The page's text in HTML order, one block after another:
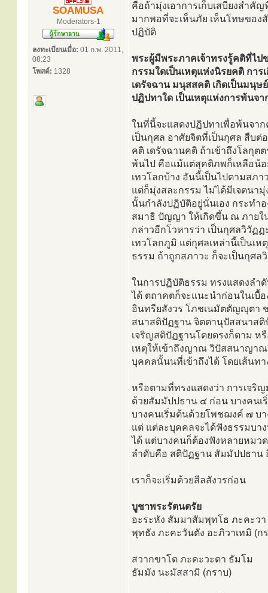
SOAMUSA
Moderators-1
ลงทะเบียนเมื่อ: 01 ก.พ. 2011,
08:23
โพสต์: 1328
คือถ้ามุ่งเอาการเก็บเสบียงสำคั
มากพอที่จะเห็นภัย เห็นโทษของ
ปฏิบัติ
พระผู้มีพระภาคเจ้าทรงรู้คติที่ไ
กรรมใดเป็นเหตุแห่งนิรยคติ การ
เดรัจฉาน มนุสสคติ เกิดเป็นมนุ
ปฏิปทาใด เป็นเหตุแห่งการพ้นจ
ในที่นี้จะแสดงปฏิปทาเพื่อพ้นจา
เป็นกุศล อาศัยจิตที่เป็นกุศล สืบต่
คติ เดรัจฉานคติ ถ้าเข้าถึงโลกุ
พ้นไป คือแม้แต่สุคติภพก็เหลือน้อ
เทวโลกบ้าง อันนี้เป็นไปตามสภ
แต่ก็มุ่งสละกรรม ไม่ได้มีเจตน
นั้นกำลังปฏิบัติอยู่นั่นเอง กระทำ
สมาธิ ปัญญา ให้เกิดขึ้น ณ ภายใ
กล่าวอีกโวหารว่า เป็นกุศลวิวัฏ
เทวโลกภูมิ แต่กุศลเหล่านี้เป็นเ
ธรรม ถ้าถูกสภาวะ ก็จะเป็นกุศล
ในการปฏิบัติธรรม ทรงแสดงลำ
ได้ ตถาคตก็จะแนะนำก่อนในเบื้
อินทรียสังวร โภชเนมัตตัญญุตา
สนาสติปัฏฐาน จิตตานุปัสสนาส
เจริญสติปัฏฐานโดยตรงก็ตาม ห
เหตุให้เข้าถึงญาณ วิปัสสนาญา
บุคคลนั้นนที่เข้าถึงได้ โดยเส้นท
หรือตามที่ทรงแสดงว่า การเจริ
ด้วยสัมมัปปธาน ๔ ก่อน บางคนเ
บางคนเริ่มต้นด้วยโพชฌงค์ ๗ บา
แต่ แต่ละบุคคลจะได้ฟังธรรมบา
ได้ แต่บางคนก็ต้องฟังหลายหมว
ลำดับคือ สติปัฏฐาน สัมมัปปธาน
เราก็จะเริ่มด้วยสีลสังวรก่อน
บูชาพระรัตนตรัย
อะระหัง สัมมาสัมพุทโธ ภะคะวา
พุทธัง ภะคะวันตัง อะภิวาเทมิ (ก
สวากขาโต ภะคะวะตา ธัมโม
ธัมมัง นะมัสสามิ (กราบ)